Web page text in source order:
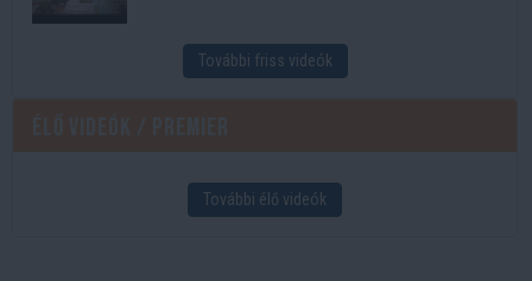
További friss videók
További élő videók